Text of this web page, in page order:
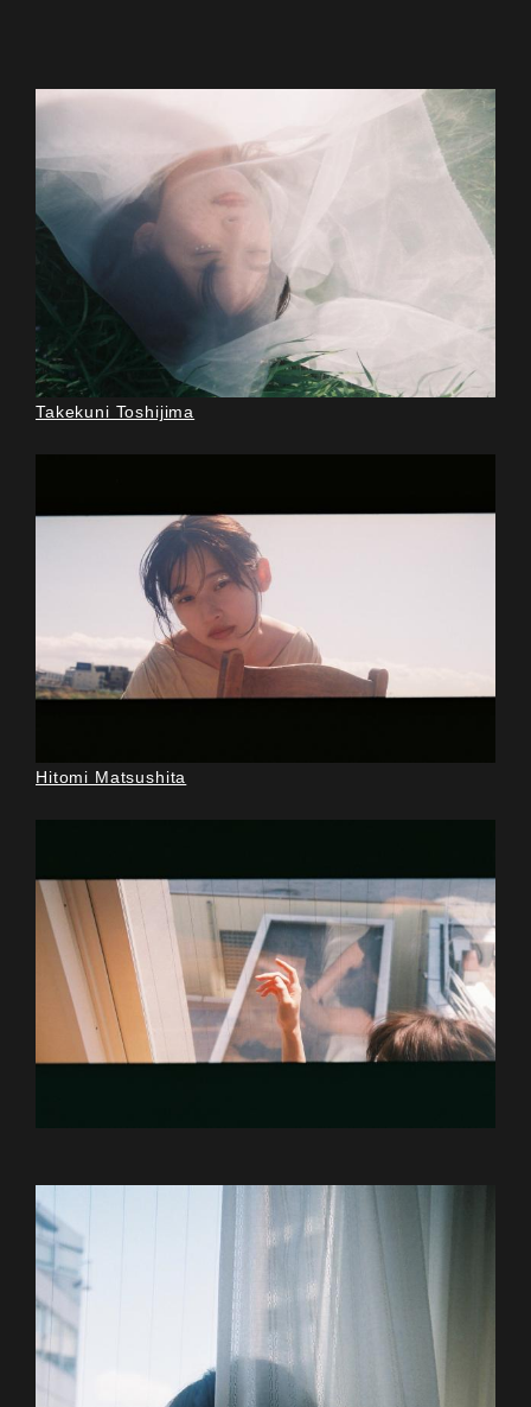
Takekuni Toshijima
Hitomi Matsushita